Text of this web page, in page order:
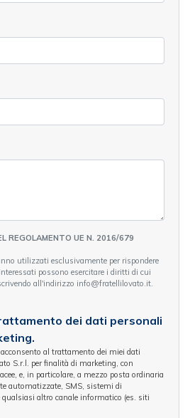
REGOLAMENTO UE N. 2016/679
utilizzati esclusivamente per rispondere
possono esercitare i diritti di cui
agli artt. 15 - 23 del GDPR scrivendo all'indirizzo info@fratellilovato.it.
dei dati personali
acconsento al trattamento dei miei dati
S.r.l. per finalità di marketing, con
e, in particolare, a mezzo posta ordinaria
automatizzate, SMS, sistemi di
altro canale informatico (es. siti